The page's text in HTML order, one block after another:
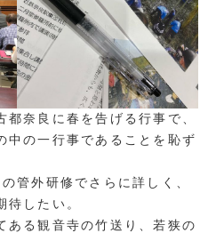
都奈良に春を告げる行事で、
中の一行事であることを恥ず
管外研修でさらに詳しく、
待したい。
ある観音寺の竹送り、若狭の